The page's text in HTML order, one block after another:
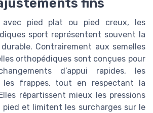
fins
pied plat ou pied creux, les
sport représentent souvent la
Contrairement aux semelles
orthopédiques sont conçues pour
d’appui rapides, les
les frappes, tout en respectant la
répartissent mieux les pressions
pied et limitent les surcharges sur le